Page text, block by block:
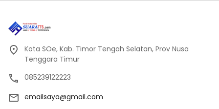
Kota SOe, Kab. Timor Tengah Selatan, Prov Nusa
Tenggara Timur
085239122223
emailsaya@gmail.com